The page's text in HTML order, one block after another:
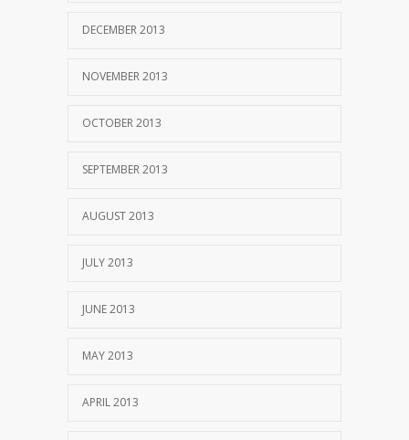
DECEMBER 2013
NOVEMBER 2013
OCTOBER 2013
SEPTEMBER 2013
AUGUST 2013
JULY 2013
JUNE 2013
MAY 2013
APRIL 2013